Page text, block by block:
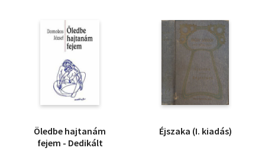
Öledbe hajtanám
fejem - Dedikált
Éjszaka (I. kiadás)